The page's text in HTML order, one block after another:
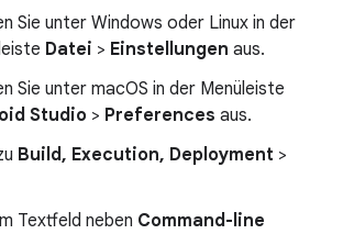
Sie unter Windows oder Linux in der
Datei > Einstellungen aus.
Sie unter macOS in der Menüleiste
Studio > Preferences aus.
Build, Execution, Deployment >
Textfeld neben Command-line